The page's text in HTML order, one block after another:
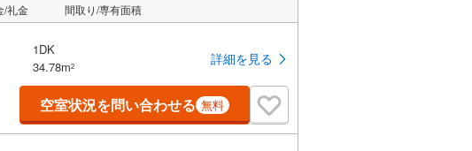
/礼金 間取り/専有面積
1DK
34.78m2 詳細を見る
空室状況を問い合わせる 無料